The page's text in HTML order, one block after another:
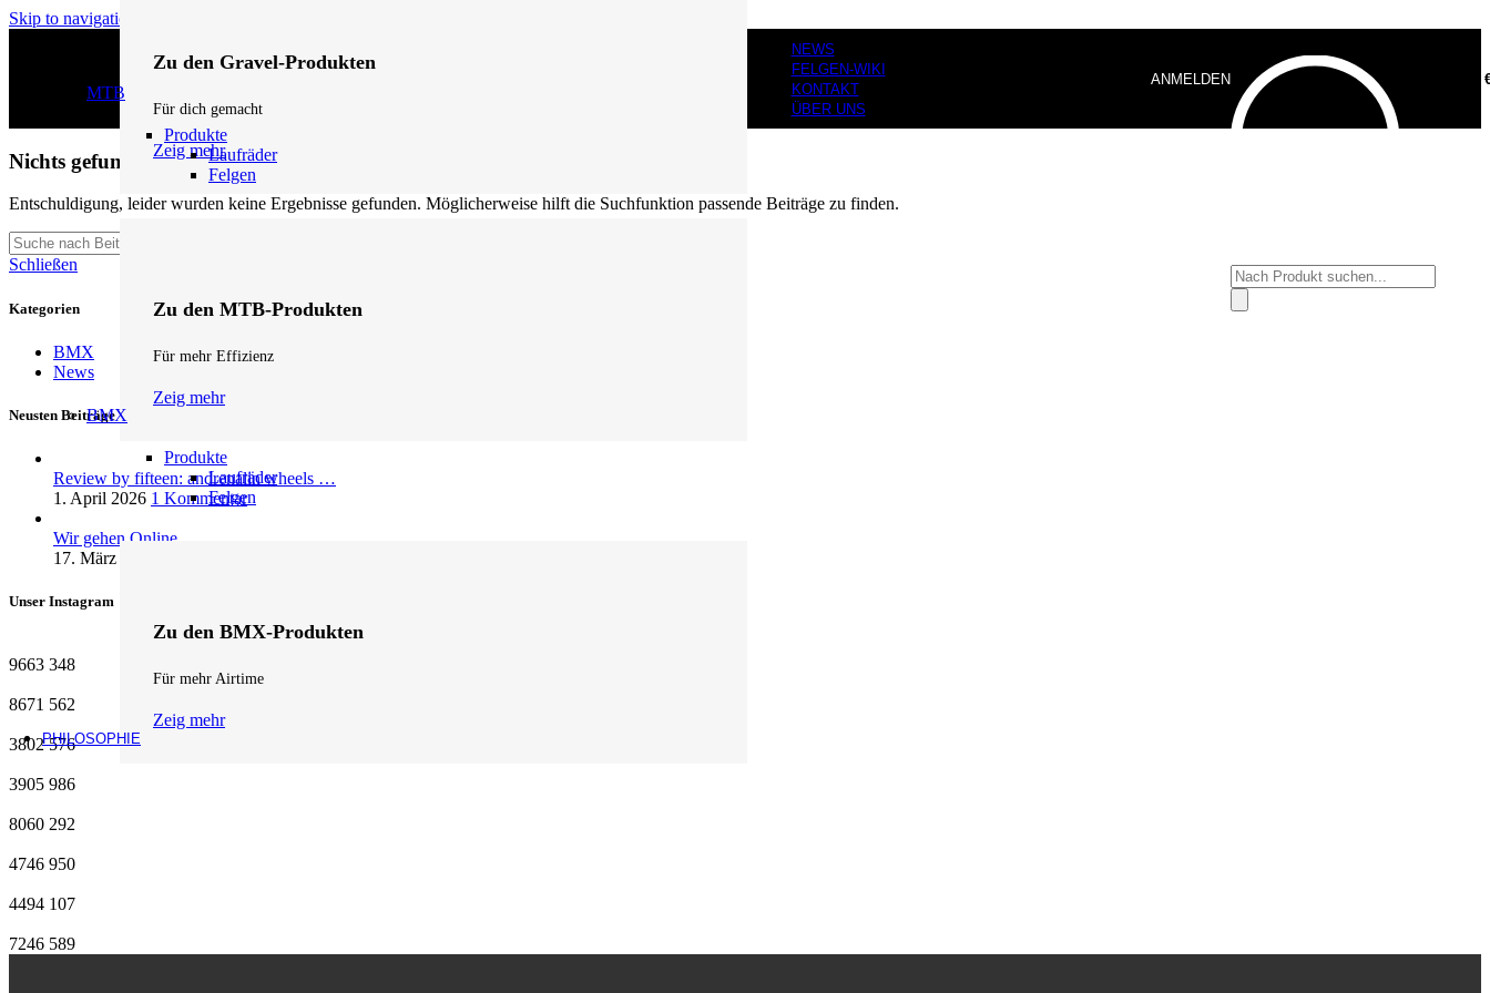
Skip to navigation
Zu den Gravel-Produkten
Für dich gemacht
Zeig mehr
MTB
Produkte
Laufräder
Felgen
Zu den MTB-Produkten
Für mehr Effizienz
Zeig mehr
BMX
Produkte
Laufräder
Felgen
Zu den BMX-Produkten
Für mehr Airtime
Zeig mehr
PHILOSOPHIE
NEWS
FELGEN-WIKI
KONTAKT
ÜBER UNS
ANMELDEN
Products
search
Nichts gefunden
Entschuldigung, leider wurden keine Ergebnisse gefunden. Möglicherweise hilft die Suchfunktion passende Beiträge zu finden.
Schließen
Kategorien
BMX
News
Neusten Beiträge
Review by fifteen: andrenalin wheels …
1. April 2026 1 Kommentar
Wir gehen Online
17. März 2026
Unser Instagram
9663 348
8671 562
3802 576
3905 986
8060 292
4746 950
4494 107
7246 589